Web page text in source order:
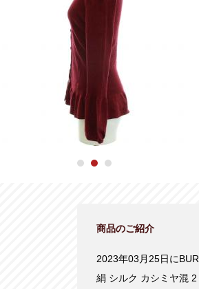
商品のご紹介
2023年03月25日に
絹 シルク カシミヤ混